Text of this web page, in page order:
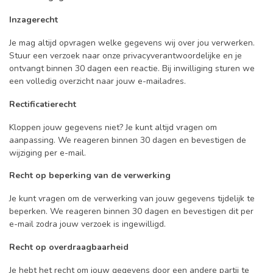
Inzagerecht
Je mag altijd opvragen welke gegevens wij over jou verwerken.
Stuur een verzoek naar onze privacyverantwoordelijke en je
ontvangt binnen 30 dagen een reactie. Bij inwilliging sturen we
een volledig overzicht naar jouw e-mailadres.
Rectificatierecht
Kloppen jouw gegevens niet? Je kunt altijd vragen om
aanpassing. We reageren binnen 30 dagen en bevestigen de
wijziging per e-mail.
Recht op beperking van de verwerking
Je kunt vragen om de verwerking van jouw gegevens tijdelijk te
beperken. We reageren binnen 30 dagen en bevestigen dit per
e-mail zodra jouw verzoek is ingewilligd.
Recht op overdraagbaarheid
Je hebt het recht om jouw gegevens door een andere partij te